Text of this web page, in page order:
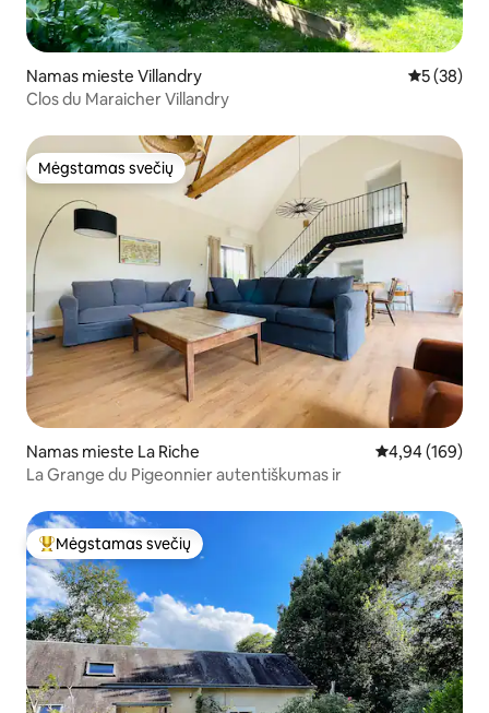
Namas mieste Villandry Vidutinis
5 (38)
Clos du Maraicher Villandry
Mėgstamas svečių
Mėgstamas svečių
Namas mieste La Riche Vidutinis
4,94 (169)
La Grange du Pigeonnier autentiškumas ir
Svečių mėgstamiausias
Mėgstamas svečių